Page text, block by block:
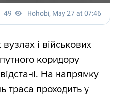
і військових
коридору
На напрямку
траса проходить у